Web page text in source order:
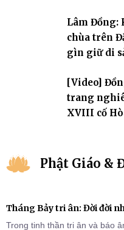
Lâm Đồng:
chùa trên
gìn giữ di
[Video]
trang
XVIII cố
Phật Giáo &
Tháng Bảy tri ân: Đời đời
Trong tinh thần tri ân và báo